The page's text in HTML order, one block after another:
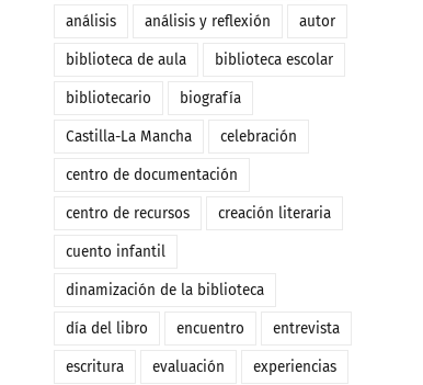
análisis análisis y reflexión autor
biblioteca de aula biblioteca escolar
bibliotecario biografía
Castilla-La Mancha celebración
centro de documentación
centro de recursos creación literaria
cuento infantil
dinamización de la biblioteca
día del libro encuentro entrevista
escritura evaluación experiencias